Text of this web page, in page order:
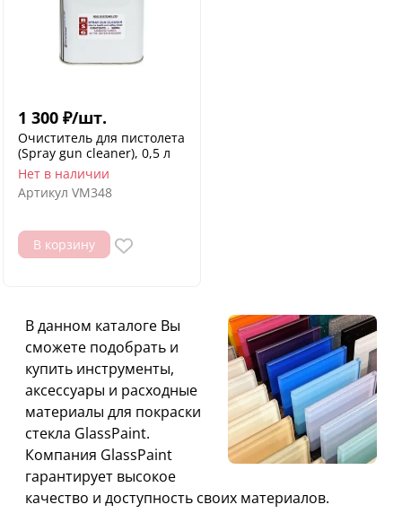
1 300 ₽/шт.
Очиститель для пистолета
(Spray gun cleaner), 0,5 л
Нет в наличии
Артикул VM348
В корзину
В данном каталоге Вы
сможете подобрать и
купить инструменты,
аксессуары и расходные
материалы для покраски
стекла GlassPaint.
Компания GlassPaint
гарантирует высокое
качество и доступность своих материалов.